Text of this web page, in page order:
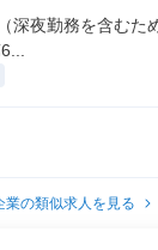
深夜勤務を含むた
業の類似求人を見る